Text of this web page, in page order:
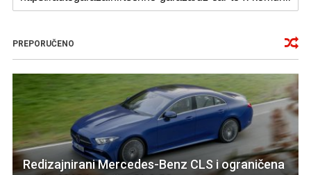
PREPORUČENO
Redizajnirani Mercedes-Benz CLS i ograničena